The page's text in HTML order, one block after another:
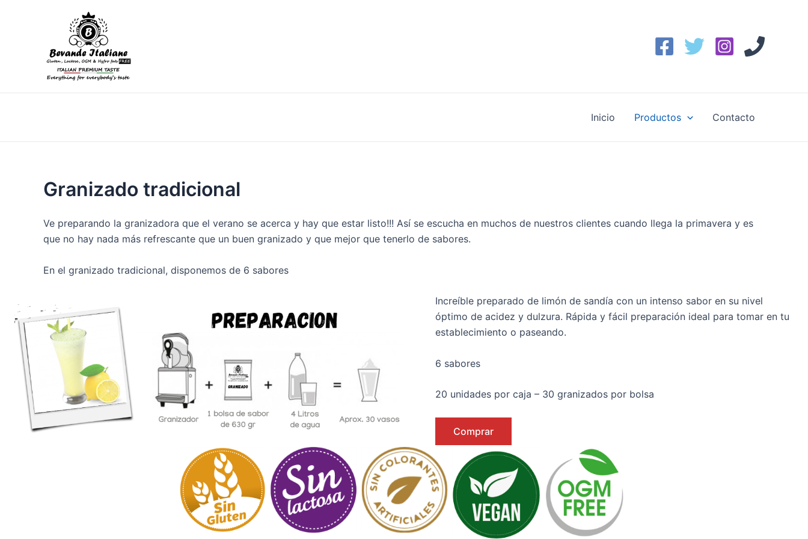
Inicio Productos Contacto
Granizado tradicional
Ve preparando la granizadora que el verano se acerca y hay que estar listo!!! Así se escucha en muchos de nuestros clientes cuando llega la primavera y es
que no hay nada más refrescante que un buen granizado y que mejor que tenerlo de sabores.
En el granizado tradicional, disponemos de 6 sabores
Increíble preparado de limón de sandía con un intenso sabor en su nivel
óptimo de acidez y dulzura. Rápida y fácil preparación ideal para tomar en tu
establecimiento o paseando.
6 sabores
20 unidades por caja – 30 granizados por bolsa
Comprar